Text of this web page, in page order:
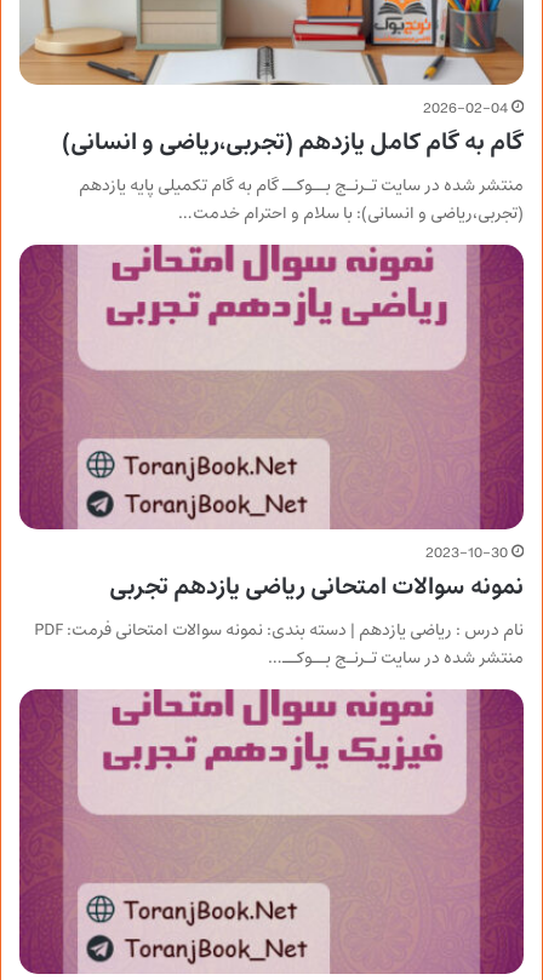
2026-02-04
گام به گام کامل یازدهم (تجربی،ریاضی و انسانی)
منتشر شده در سایت تـرنـج بــوکــ گام به گام تکمیلی پایه یازدهم
(تجربی،ریاضی و انسانی): با سلام و احترام خدمت…
2023-10-30
نمونه سوالات امتحانی ریاضی یازدهم تجربی
منتشر شده در سایت تـرنـج بــوکــ…